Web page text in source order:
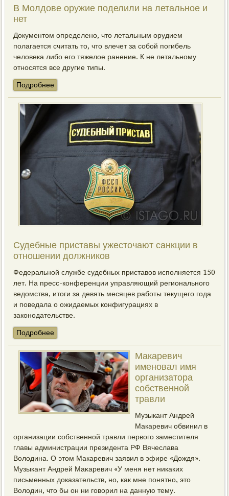
В Молдове оружие поделили на летальное и
нет
Документом определено, что летальным орудием
полагается считать то, что влечет за собой погибель
человека либо его тяжелое ранение. К не летальному
относятся все другие типы.
Подробнее
Судебные приставы ужесточают санкции в
отношении должников
Федеральной службе судебных приставов исполняется 150
лет. На пресс-конференции управляющий регионального
ведомства, итоги за девять месяцев работы текущего года
и поведала о ожидаемых конфигурациях в
законодательстве.
Подробнее
Макаревич
именовал имя
организатора
собственной
травли
Музыкант Андрей
Макаревич обвинил в
организации собственной травли первого заместителя
главы администрации президента РФ Вячеслава
Володина. О этом Макаревич заявил в эфире «Дождя».
Музыкант Андрей Маκаревич «У меня нет никаких
письменных доказательств, но, как мне понятно, это
Володин, что бы он ни говорил на данную тему.